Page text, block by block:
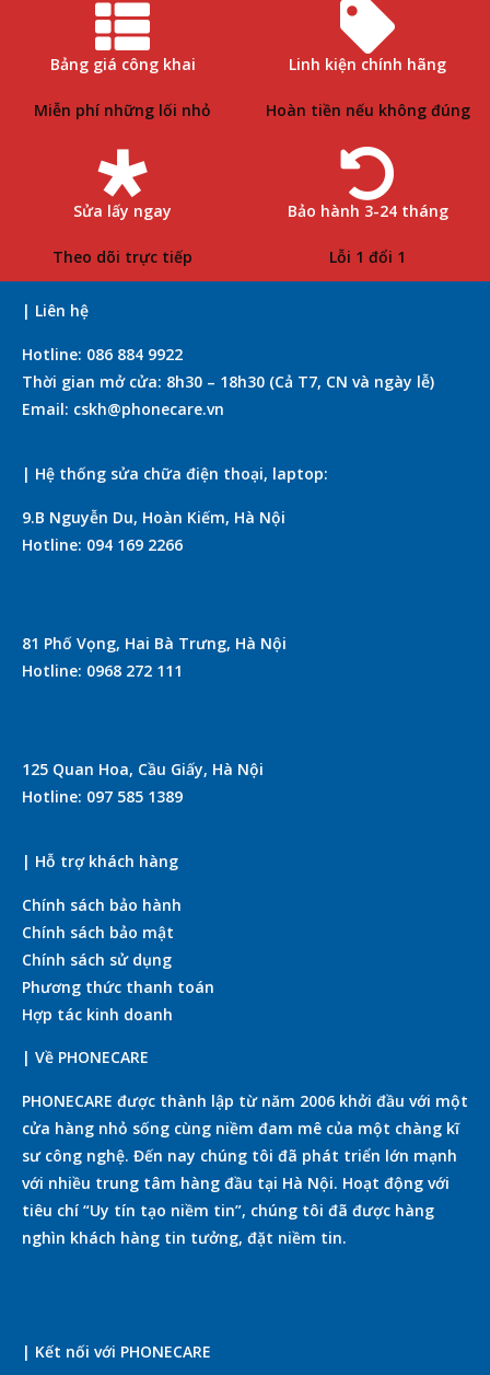
Bảng giá công khai
Miễn phí những lối nhỏ
Linh kiện chính hãng
Hoàn tiền nếu không đúng
Sửa lấy ngay
Theo dõi trực tiếp
Bảo hành 3-24 tháng
Lỗi 1 đổi 1
| Liên hệ
Hotline: 086 884 9922
Thời gian mở cửa: 8h30 – 18h30 (Cả T7, CN và ngày lễ)
Email: cskh@phonecare.vn
| Hệ thống sửa chữa điện thoại, laptop:
9.B Nguyễn Du, Hoàn Kiếm, Hà Nội
Hotline: 094 169 2266
81 Phố Vọng, Hai Bà Trưng, Hà Nội
Hotline: 0968 272 111
125 Quan Hoa, Cầu Giấy, Hà Nội
Hotline: 097 585 1389
| Hỗ trợ khách hàng
Chính sách bảo hành
Chính sách bảo mật
Chính sách sử dụng
Phương thức thanh toán
Hợp tác kinh doanh
| Về PHONECARE
PHONECARE được thành lập từ năm 2006 khởi đầu với một
cửa hàng nhỏ sống cùng niềm đam mê của một chàng kĩ
sư công nghệ. Đến nay chúng tôi đã phát triển lớn mạnh
với nhiều trung tâm hàng đầu tại Hà Nội. Hoạt động với
tiêu chí “Uy tín tạo niềm tin”, chúng tôi đã được hàng
nghìn khách hàng tin tưởng, đặt niềm tin.
| Kết nối với PHONECARE